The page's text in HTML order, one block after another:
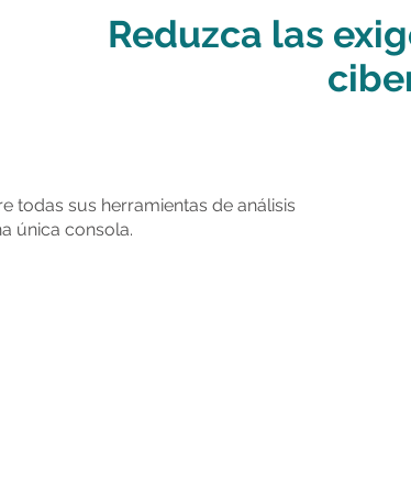
Reduzca las
todas sus herramientas de análisis
única consola.